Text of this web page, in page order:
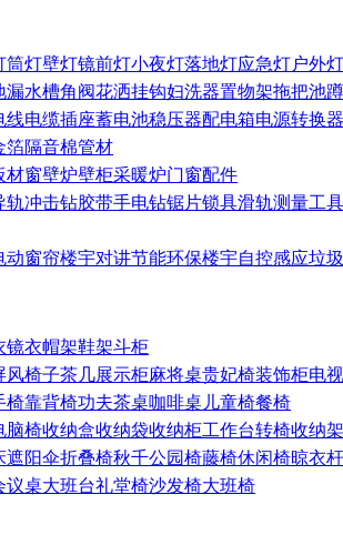
筒灯壁灯镜前灯小夜灯落地灯应急灯户外灯
漏水槽角阀花洒挂钩妇洗器置物架拖把池
线电缆插座蓄电池稳压器配电箱电源转换器
箔隔音棉管材
材窗壁炉壁柜采暖炉门窗配件
轨冲击钻胶带手电钻锯片锁具滑轨测量工具
动窗帘楼宇对讲节能环保楼宇自控感应垃
镜衣帽架鞋架斗柜
风椅子茶几展示柜麻将桌贵妃椅装饰柜电
椅靠背椅功夫茶桌咖啡桌 儿童椅餐椅
脑椅收纳盒收纳袋收纳柜工作台转椅收纳架
遮阳伞折叠椅秋千公园椅藤椅休闲椅晾衣杆
议桌大班台礼堂椅沙发椅大班椅